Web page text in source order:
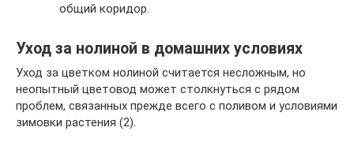
общий коридор.
Уход за нолиной в домашних условиях
Уход за цветком нолиной считается несложным, но
неопытный цветовод может столкнуться с рядом
проблем, связанных прежде всего с поливом и условиями
зимовки растения (2).